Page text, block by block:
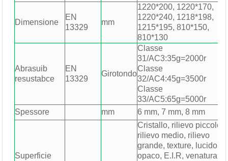
Dimensione
EN
13329
mm
1220*200, 1220*170,
1220*240, 1218*198,
1215*195, 810*150,
810*130
Abrasuib
resustabce
EN
13329
Girotondo
Classe
31/AC3:35g=2000r
Classe
32/AC4:45g=3500r
Classe
33/AC5:65g=5000r
Spessore
mm 6 mm, 7 mm, 8 mm
Superficie
Cristallo, rilievo piccolo,
rilievo medio, rilievo
grande, texture, lucido,
opaco, E.I.R, venatura